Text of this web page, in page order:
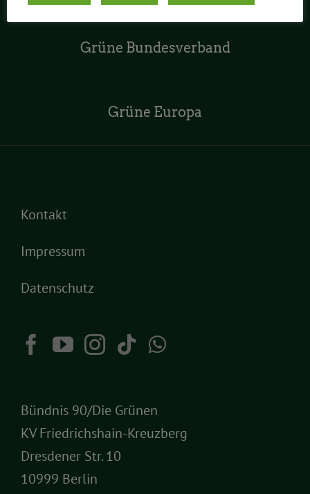
Grüne Bundesverband
Grüne Europa
Kontakt
Impressum
Datenschutz
Bündnis 90/Die Grünen
KV Friedrichshain-Kreuzberg
Dresdener Str. 10
10999 Berlin